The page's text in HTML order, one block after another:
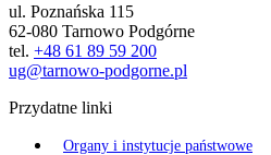
ul. Poznańska 115
62-080 Tarnowo Podgórne
tel. +48 61 89 59 200
ug@tarnowo-podgorne.pl
Przydatne linki
Organy i instytucje państwowe